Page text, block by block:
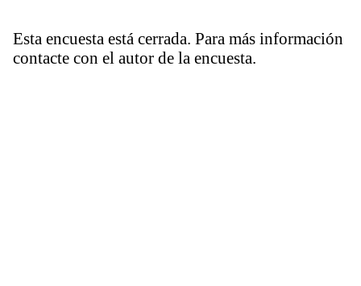
Esta encuesta está cerrada. Para más información
contacte con el autor de la encuesta.